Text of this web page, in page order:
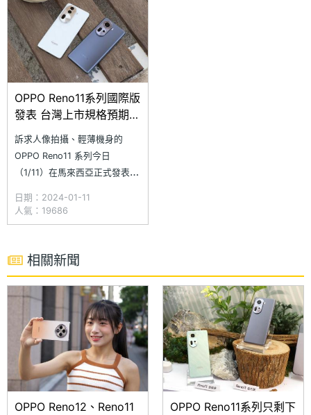
Pro
OPPO Reno11系列國際版
發表 台灣上市規格預期會
訴求人像拍攝、輕薄機身的
OPPO Reno11 系列今日
（1/11）在馬來西亞正式發表國
兩款 5G 手機除了主打超清晰人
像攝影系統，擁有 3,200 萬畫
自然美學設計，外觀大致與中國
計與中國版有些
日期：2024-01-11
人氣：19686
相關新聞
OPPO Reno12、Reno11
OPPO Reno11系列只剩下